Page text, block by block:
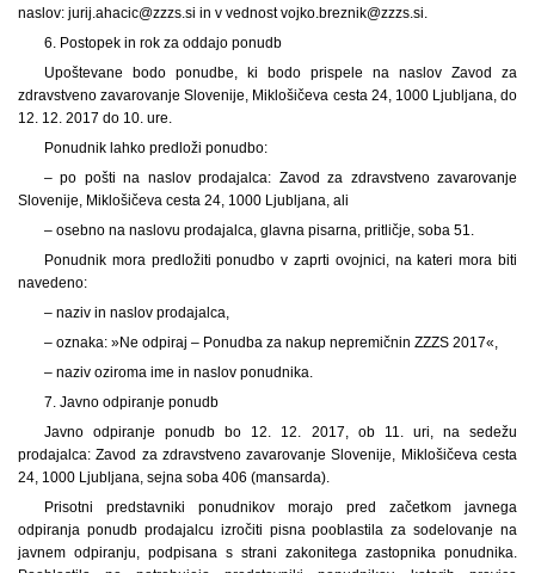
naslov: jurij.ahacic@zzzs.si in v vednost vojko.breznik@zzzs.si.
6. Postopek in rok za oddajo ponudb
Upoštevane bodo ponudbe, ki bodo prispele na naslov Zavod za
zdravstveno zavarovanje Slovenije, Miklošičeva cesta 24, 1000 Ljubljana, do
12. 12. 2017 do 10. ure.
Ponudnik lahko predloži ponudbo:
– po pošti na naslov prodajalca: Zavod za zdravstveno zavarovanje
Slovenije, Miklošičeva cesta 24, 1000 Ljubljana, ali
– osebno na naslovu prodajalca, glavna pisarna, pritličje, soba 51.
Ponudnik mora predložiti ponudbo v zaprti ovojnici, na kateri mora biti
navedeno:
– naziv in naslov prodajalca,
– oznaka: »Ne odpiraj – Ponudba za nakup nepremičnin ZZZS 2017«,
– naziv oziroma ime in naslov ponudnika.
7. Javno odpiranje ponudb
Javno odpiranje ponudb bo 12. 12. 2017, ob 11. uri, na sedežu
prodajalca: Zavod za zdravstveno zavarovanje Slovenije, Miklošičeva cesta
24, 1000 Ljubljana, sejna soba 406 (mansarda).
Prisotni predstavniki ponudnikov morajo pred začetkom javnega
odpiranja ponudb prodajalcu izročiti pisna pooblastila za sodelovanje na
javnem odpiranju, podpisana s strani zakonitega zastopnika ponudnika.